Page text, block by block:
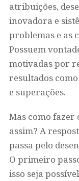
atribuições,
inovadora e
problemas e as
Possuem
motivadas por
resultados
e superações.
Mas como fazer
assim? A
passa pelo
O primeiro
isso seja